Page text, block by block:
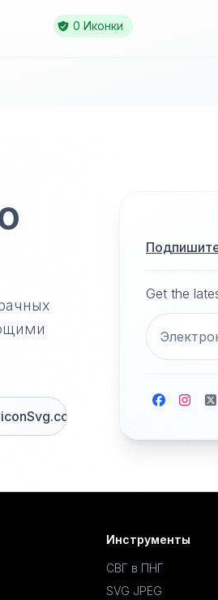
0 Иконки
Get the
Инструменты
СВГ в ПНГ
SVG JPEG